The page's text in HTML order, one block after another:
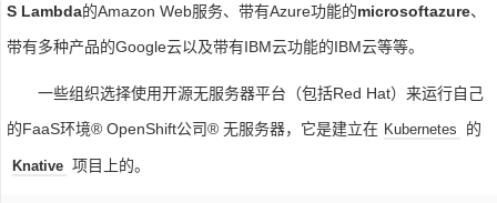
S Lambda的Amazon Web服务、带有Azure功能的microsoftazure、
带有多种产品的Google云以及带有IBM云功能的IBM云等等。
一些组织选择使用开源无服务器平台（包括Red Hat）来运行自己
的FaaS环境® OpenShift公司® 无服务器，它是建立在 Kubernetes 的
Knative 项目上的。